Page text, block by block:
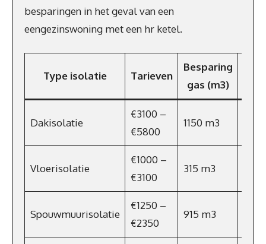
besparingen in het geval van een
eengezinswoning met een hr ketel.
Type isolatie Tarieven
Besparing
gas (m3)
Dakisolatie
€3100 –
€5800
1150 m3
Vloerisolatie
€1000 –
€3100
315 m3
Spouwmuurisolatie
€1250 –
€2350
915 m3